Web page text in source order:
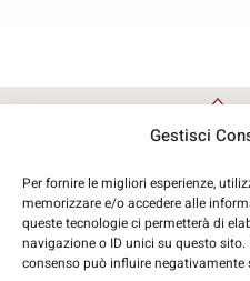
Gestisci
Per fornire le migliori esperienze,
memorizzare e/o accedere alle
queste tecnologie ci permetterà di
navigazione o ID unici su questo
consenso può influire© Copyright 2026